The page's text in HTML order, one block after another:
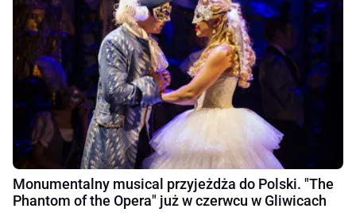
Monumentalny musical przyjeżdża do Polski. "The
Phantom of the Opera" już w czerwcu w Gliwicach